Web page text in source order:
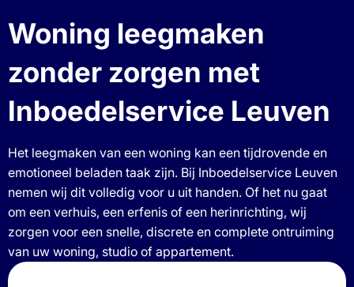
Woning leegmaken
zonder zorgen met
Inboedelservice Leuven
Het leegmaken van een woning kan een tijdrovende en
emotioneel beladen taak zijn. Bij Inboedelservice Leuven
nemen wij dit volledig voor u uit handen. Of het nu gaat
om een verhuis, een erfenis of een herinrichting, wij
zorgen voor een snelle, discrete en complete ontruiming
van uw woning, studio of appartement.